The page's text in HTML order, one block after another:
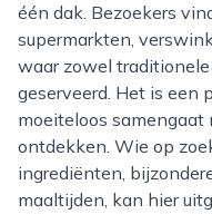
één dak. Bezoekers
supermarkten,
waar zowel
geserveerd. Het is een
moeiteloos
ontdekken. Wie op
ingrediënten,
maaltijden, kan hier